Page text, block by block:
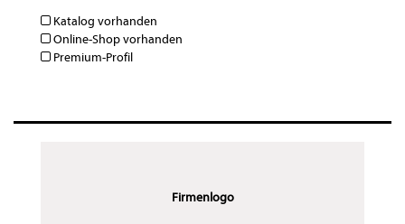
Katalog vorhanden
Online-Shop vorhanden
Premium-Profil
Firmenlogo